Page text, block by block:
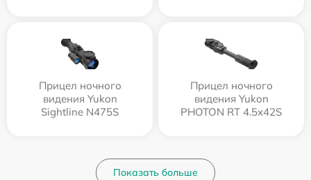
Прицел ночного
видения Yukon
Sightline N475S
Прицел ночного
видения Yukon
PHOTON RT 4.5x42S
Показать больше